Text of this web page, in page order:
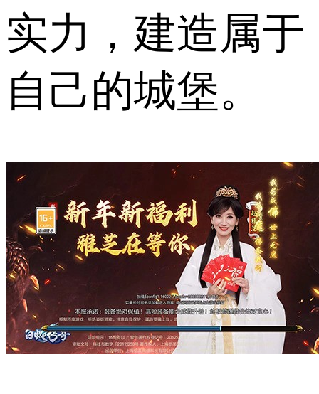
实力，建造属于
自己的城堡。